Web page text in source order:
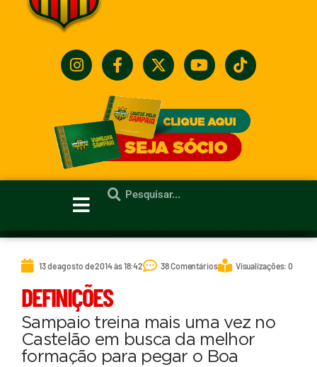
13 de agosto de 2014 às 18:42 38 Comentários Visualizações: 0
DEFINIÇÕES
Sampaio treina mais uma vez no
Castelão em busca da melhor
formação para pegar o Boa